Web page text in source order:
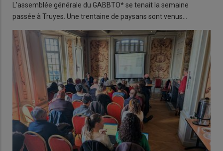
L’assemblée générale du GABBTO* se tenait la semaine
passée à Truyes. Une trentaine de paysans sont venus…